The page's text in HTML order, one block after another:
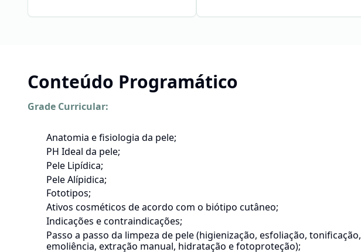
Conteúdo Programático
Grade Curricular:
Anatomia e fisiologia da pele;
PH Ideal da pele;
Pele Lipídica;
Pele Alípidica;
Fototipos;
Ativos cosméticos de acordo com o biótipo cutâneo;
Indicações e contraindicações;
Passo a passo da limpeza de pele (higienização, esfoliação, tonificação,
emoliência, extração manual, hidratação e fotoproteção);